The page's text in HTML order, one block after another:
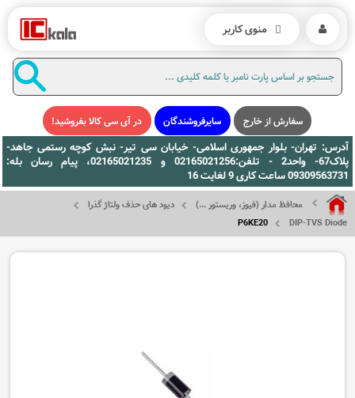
سفارش از خارج سایرفروشندگان در آی سی کالا بفروشید!
آدرس: تهران- بلوار جمهوری اسلامی- خیابان سی تیر- نبش کوچه رستمی جاهد-
پلاک67- واحد2 - تلفن:02165021256 و 02165021235، پیام رسان بله:
09309563731 ساعت کاری 9 لغایت 16
محافظ مدار (فیوز، وریستور ...)
دیود های حذف ولتاژ گذرا
DIP-TVS Diode
P6KE20
منوی کاربر